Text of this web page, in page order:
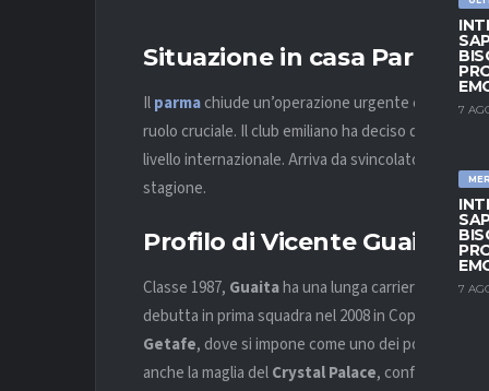
7
7
Situazione in casa Parma
Ilparmachiude un’operazione urgente e mirata
ruolo cruciale. Il club emiliano ha deciso di puntare
livello internazionale. Arriva da svincolato e
stagione.
Profilo di Vicente Guaita
Classe 1987, Guaitaha una lunga carriera tra liga
debutta in prima squadra nel 2008 in Coppa
Getafe, dove si impone come uno dei portieri più
anche la maglia delCrystal Palace, confermandosi